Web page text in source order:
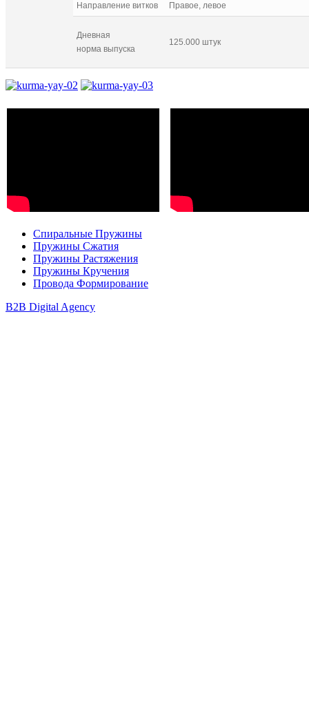
Направление витков Правое, левое
Дневная
норма выпуска
125.000 штук
Спиральные Пружины
Пружины Сжатия
Пружины Растяжения
Пружины Кручения
Провода Формирование
B2B Digital Agency